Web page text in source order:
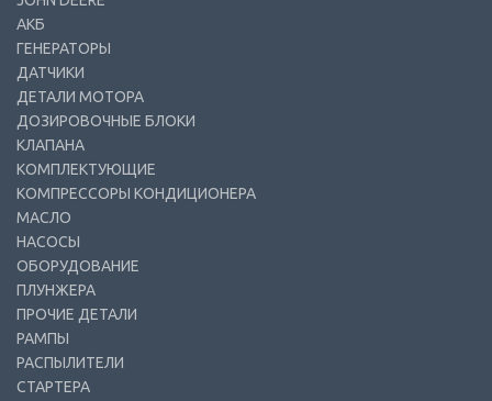
АКБ
ГЕНЕРАТОРЫ
ДАТЧИКИ
ДЕТАЛИ МОТОРА
ДОЗИРОВОЧНЫЕ БЛОКИ
КЛАПАНА
КОМПЛЕКТУЮЩИЕ
КОМПРЕССОРЫ КОНДИЦИОНЕРА
МАСЛО
НАСОСЫ
ОБОРУДОВАНИЕ
ПЛУНЖЕРА
ПРОЧИЕ ДЕТАЛИ
РАМПЫ
РАСПЫЛИТЕЛИ
СТАРТЕРА